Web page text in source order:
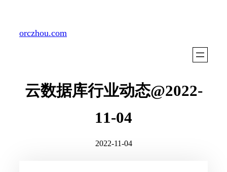
orczhou.com
云数据库行业动态@2022-
11-04
2022-11-04